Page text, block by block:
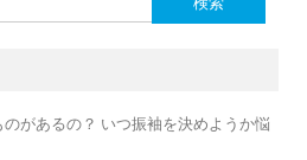
があるの？ いつ振袖を決めようか悩